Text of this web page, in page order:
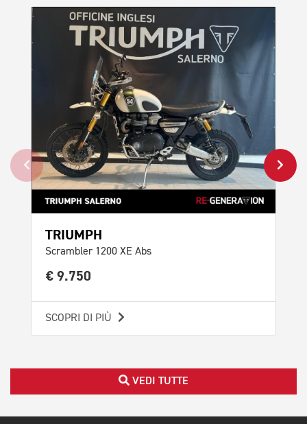
TRIUMPH
Scrambler 1200 XE Abs
€ 9.750
SCOPRI DI PIÙ
VEDI TUTTE